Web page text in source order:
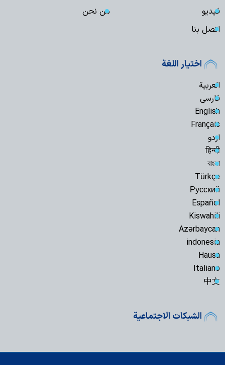
فیدیو
من نحن
اتصل بنا
اختيار اللغة
العربية
فارسی
English
Français
اردو
हिन्दी
বাংলা
Türkçe
Русский
Español
Kiswahili
Azərbaycan
indonesia
Hausa
Italiano
中文
الشبكات الاجتماعية